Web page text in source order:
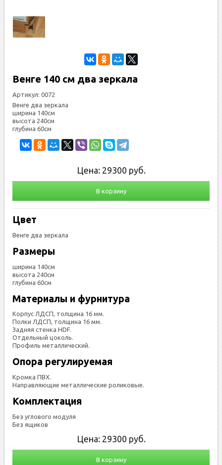
Венге 140 см два зеркала
Артикул:0072
Венге два зеркала
ширина 140см
высота 240см
глубина 60см
Цена: 29300 руб.
В корзину
Цвет
Венге два зеркала
Размеры
ширина 140см
высота 240см
глубина 60см
Материалы и фурнитура
Корпус ЛДСП, толщина 16 мм.
Полки ЛДСП, толщина 16 мм.
Задняя стенка HDF.
Отдельный цоколь.
Профиль металлический.
Опора регулируемая
Кромка ПВХ.
Направляющие металлические роликовые.
Комплектация
Без углового модуля
Без ящиков
Цена: 29300 руб.
В корзину